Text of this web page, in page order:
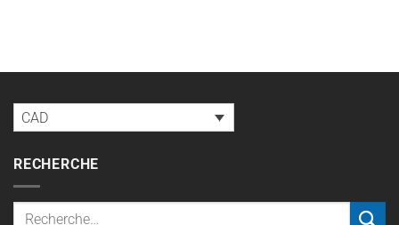
CAD
RECHERCHE
Recherche